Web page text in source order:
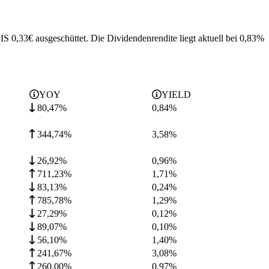
0,33€ ausgeschüttet. Die Dividendenrendite liegt aktuell bei 0,83%
YOY
YIELD
80,47%
0,84%
344,74% 3,58%
26,92% 0,96%
711,23%
1,71%
83,13%
0,24%
785,78%
1,29%
27,29%
0,12%
89,07%
0,10%
56,10%
1,40%
241,67%
3,08%
260,00%
0,97%